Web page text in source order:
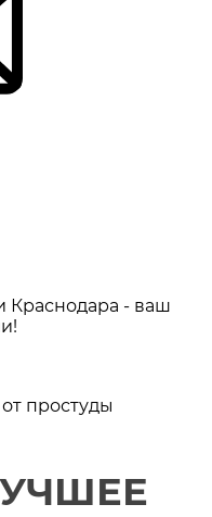
- ваш
простуды